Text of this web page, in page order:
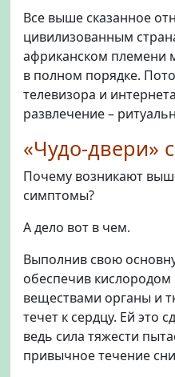
Все выше сказанное
цивилизованным
африканском племени
в полном порядке.
телевизора и
развлечение –
«Чудо-двери»
Почему возникают
симптомы?
А дело вот в чем.
Выполнив свою
обеспечив
веществами органы и
течет к сердцу. Ей это
ведь сила тяжести
привычное течение